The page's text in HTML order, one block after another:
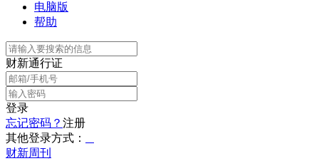
电脑版
帮助
财新通行证
登录
忘记密码？ 注册
其他登录方式：
财新周刊